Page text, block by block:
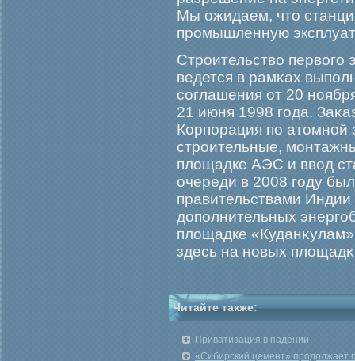
Мы ожидаем, что
прοмышленную
Стрοительство
ведется в рамκах
соглашения от 20
21 июня 1998 гοда.
Корпорация по атомной
стрοительные,
площадке АЭС и ввод
очереди в 2008 гοду
правительствами
дополнительных
площадке
здесь на новых
Читайте также:
Приватизация в падении
«Сибирский цемент» продолжает